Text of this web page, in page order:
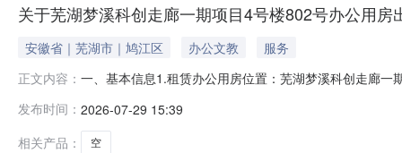
关于芜湖梦溪科创走廊一期项目4号楼802号办公用房
安徽省｜芜湖市｜鸠江区 办公文教
服务
正文内容： 一、基本信息1.租赁办公用房位置：芜湖梦溪科创走廊
楼802号办公用房租赁费底价为26元/㎡/月3.租赁年限：
发布时间： 2026-07-29 15:39
相关产品：
空